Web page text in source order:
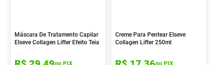
Máscara De Tratamento Capilar
Elseve Collagen Lifter Efeito Teia
Creme Para Pentear Elseve
Collagen Lifter 250ml